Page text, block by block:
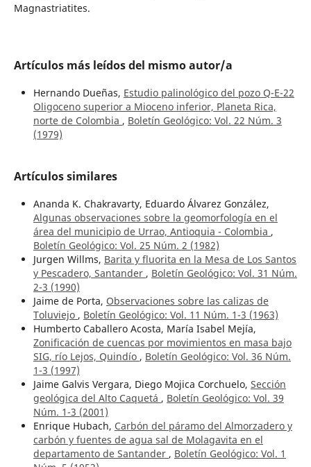
Magnastriatites.
Artículos más leídos del mismo autor/a
Hernando Dueñas, Estudio palinológico del pozo Q-E-22
Oligoceno superior a Mioceno inferior, Planeta Rica,
norte de Colombia , Boletín Geológico: Vol. 22 Núm. 3
(1979)
Artículos similares
Ananda K. Chakravarty, Eduardo Álvarez González,
Algunas observaciones sobre la geomorfología en el
área del municipio de Urrao, Antioquia - Colombia ,
Boletín Geológico: Vol. 25 Núm. 2 (1982)
Jurgen Willms, Barita y fluorita en la Mesa de Los Santos
y Pescadero, Santander , Boletín Geológico: Vol. 31 Núm.
2-3 (1990)
Jaime de Porta, Observaciones sobre las calizas de
Toluviejo , Boletín Geológico: Vol. 11 Núm. 1-3 (1963)
Humberto Caballero Acosta, María Isabel Mejía,
Zonificación de cuencas por movimientos en masa bajo
SIG, río Lejos, Quindío , Boletín Geológico: Vol. 36 Núm.
1-3 (1997)
Jaime Galvis Vergara, Diego Mojica Corchuelo, Sección
geológica del Alto Caquetá , Boletín Geológico: Vol. 39
Núm. 1-3 (2001)
Enrique Hubach, Carbón del páramo del Almorzadero y
carbón y fuentes de agua sal de Molagavita en el
departamento de Santander , Boletín Geológico: Vol. 1